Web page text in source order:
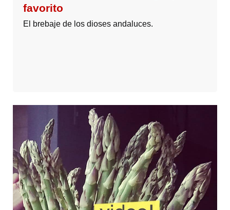
favorito
El brebaje de los dioses andaluces.